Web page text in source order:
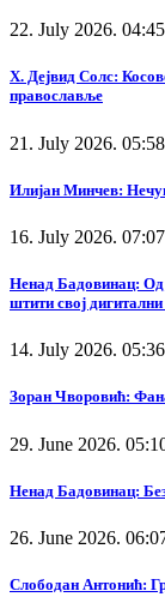
22. July 2026. 04:45
Х. Дејвид Солс:
православље
21. July 2026. 05:58
Илијан Минчев:
16. July 2026. 07:07
Ненад Бадовинац: Од
штити свој
14. July 2026. 05:36
Зоран Чворовић:
29. June 2026.
Ненад Бадовинац:
26. June 2026.
Слободан Антонић: